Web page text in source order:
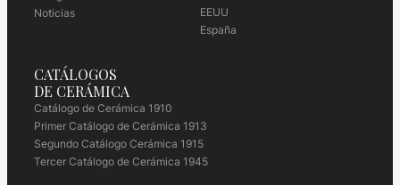
Noticias
EEUU
España
CATÁLOGOS
DE CERÁMICA
Catálogo de Cerámica 1910
Primer Catálogo de Cerámica 1913
Segundo Catálogo Cerámica 1915
Tercer Catálogo de Cerámica 1945